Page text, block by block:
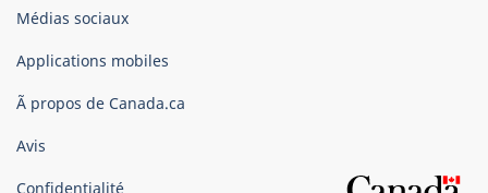
Organisation
gouvernement
Canada
Médias sociaux
Applications mobiles
Ã propos de Canada.ca
Avis
Confidentialité